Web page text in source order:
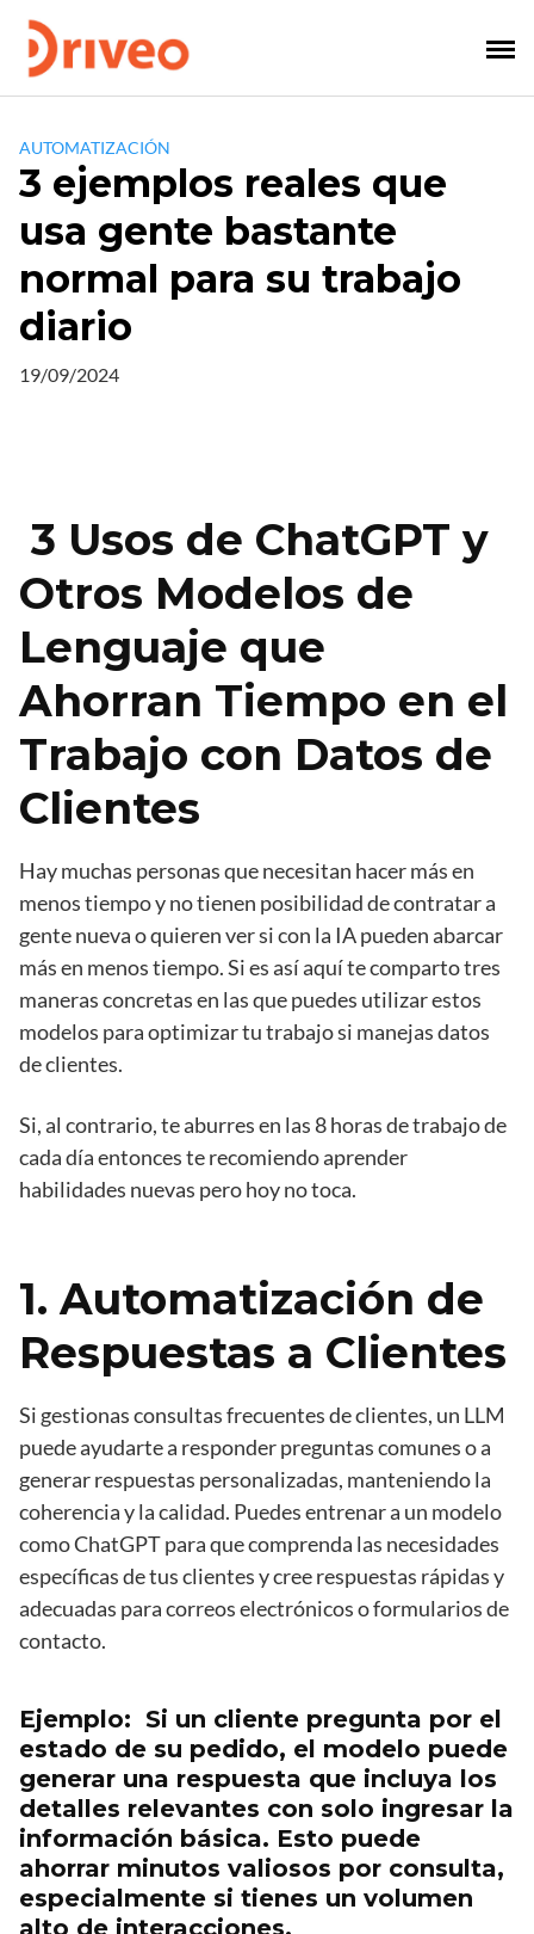
contenido
AUTOMATIZACIÓN
3 ejemplos reales que
usa gente bastante
normal para su trabajo
diario
19/09/2024
3 Usos de ChatGPT y
Otros Modelos de
Lenguaje que
Ahorran Tiempo en el
Trabajo con Datos de
Clientes
Hay muchas personas que necesitan hacer más en
menos tiempo y no tienen posibilidad de contratar a
gente nueva o quieren ver si con la IA pueden abarcar
más en menos tiempo. Si es así aquí te comparto tres
maneras concretas en las que puedes utilizar estos
modelos para optimizar tu trabajo si manejas datos
de clientes.
Si, al contrario, te aburres en las 8 horas de trabajo de
cada día entonces te recomiendo aprender
habilidades nuevas pero hoy no toca.
1. Automatización de
Respuestas a Clientes
Si gestionas consultas frecuentes de clientes, un LLM
puede ayudarte a responder preguntas comunes o a
generar respuestas personalizadas, manteniendo la
coherencia y la calidad. Puedes entrenar a un modelo
como ChatGPT para que comprenda las necesidades
específicas de tus clientes y cree respuestas rápidas y
adecuadas para correos electrónicos o formularios de
contacto.
Ejemplo: Si un cliente pregunta por el
estado de su pedido, el modelo puede
generar una respuesta que incluya los
detalles relevantes con solo ingresar la
información básica. Esto puede
ahorrar minutos valiosos por consulta,
especialmente si tienes un volumen
alto de interacciones.